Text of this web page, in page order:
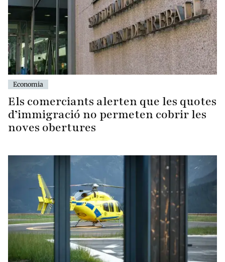
Economia
Els comerciants alerten que les quotes
d’immigració no permeten cobrir les
noves obertures